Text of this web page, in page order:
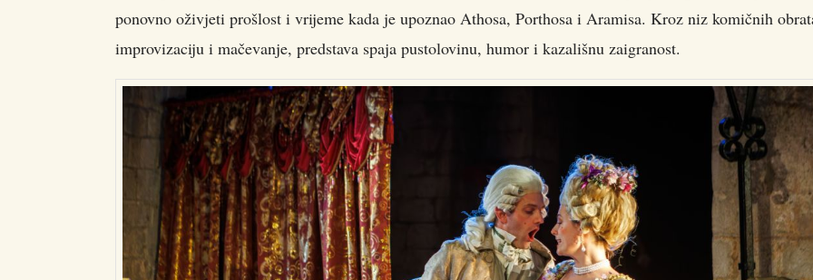
ponovno oživjeti prošlost i vrijeme kada je upoznao Athosa, Porthosa i Aramisa. Kroz niz komičnih
improvizaciju i mačevanje, predstava spaja pustolovinu, humor i kazališnu zaigranost.